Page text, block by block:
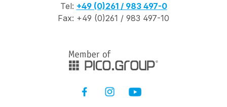
Tel: +49 (0)261 / 983 497-0
Fax: +49 (0)261 / 983 497-10